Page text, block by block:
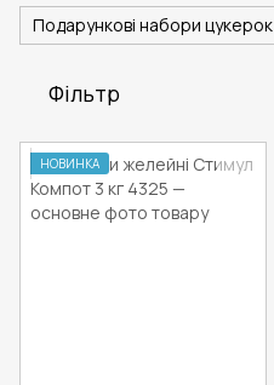
Подарункові набори цукерок
Фільтр
НОВИНКА